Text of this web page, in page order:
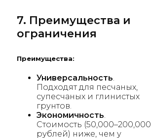
7. Преимущества и
ограничения
Преимущества:
Универсальность.
Подходят для песчаных,
супесчаных и глинистых
грунтов.
Экономичность.
Стоимость (50,000–200,000
рублей) ниже, чем у